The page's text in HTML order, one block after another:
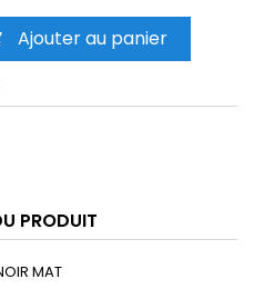
Ajouter au panier
PRODUIT
MAT